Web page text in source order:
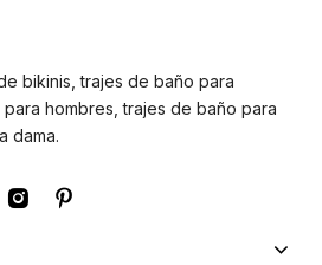
bikinis, trajes de baño para
hombres, trajes de baño para
dama.